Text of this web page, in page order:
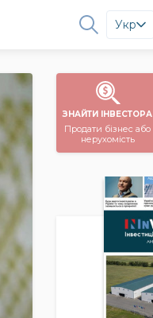
Укр
ЗНАЙТИ ІНВЕСТОРА
Продати бізнес або
нерухомість